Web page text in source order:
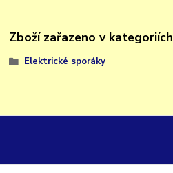
Zboží zařazeno v kategoriích
Elektrické sporáky